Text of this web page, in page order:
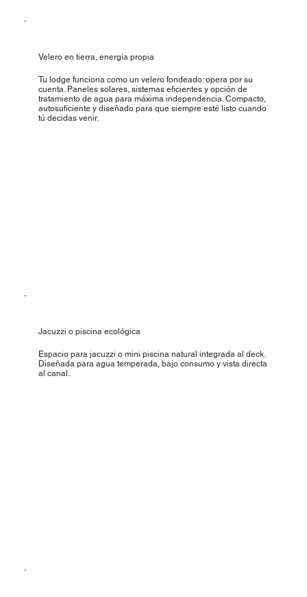
Velero en tierra, energía propia
Tu lodge funciona como un velero fondeado: opera por su
cuenta. Paneles solares, sistemas eficientes y opción de
tratamiento de agua para máxima independencia. Compacto,
autosuficiente y diseñado para que siempre esté listo cuando
tú decidas venir.
Jacuzzi o piscina ecológica
Espacio para jacuzzi o mini piscina natural integrada al deck.
Diseñada para agua temperada, bajo consumo y vista directa
al canal.